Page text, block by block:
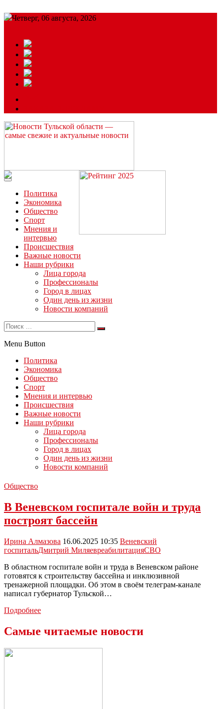
Четверг, 06 августа, 2026
Читайте последние новости дня в Тульской области на сайте
“ЗаНовомосковск”
Политика
Экономика
Общество
Спорт
Мнения и
интервью
Происшествия
Важные новости
Наши рубрики
Лица города
Профессионалы
Город в лицах
Один день из жизни
Новости компаний
Menu Button
Политика
Экономика
Общество
Спорт
Мнения и интервью
Происшествия
Важные новости
Наши рубрики
Лица города
Профессионалы
Город в лицах
Один день из жизни
Новости компаний
Общество
В Веневском госпитале войн и труда
построят бассейн
Ирина Алмазова 16.06.2025 10:35 Веневский
госпитальДмитрий МиляевреабилитацияСВО
В областном госпитале войн и труда в Веневском районе
готовятся к строительству бассейна и инклюзивной
тренажерной площадки. Об этом в своём телеграм-канале
написал губернатор Тульской…
ПодробнееВ
войн
Самые читаемые новости